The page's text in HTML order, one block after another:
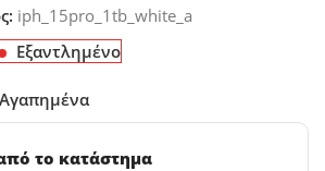
iph_15pro_1tb_white_a
Εξαντλημένο
Αγαπημένα
το κατάστημα